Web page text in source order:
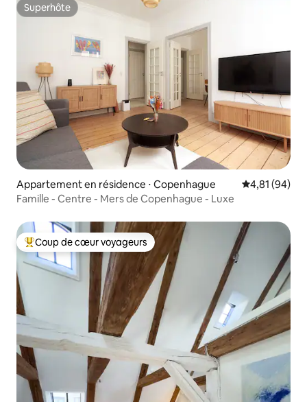
Superhôte
Superhôte
Appartement en résidence ⋅ Copenhague Évaluation
4,81 (94)
Famille - Centre - Mers de Copenhague - Luxe
Coups de cœur voyageurs les plus appréciés
Coup de cœur voyageurs